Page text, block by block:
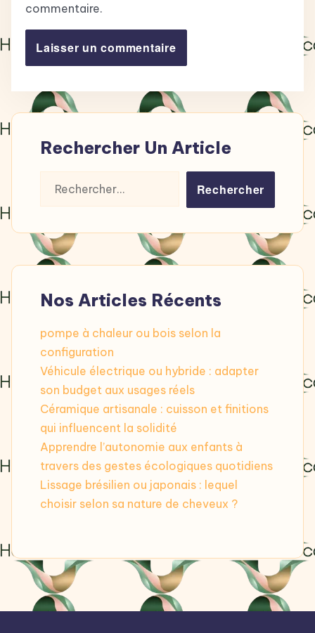
commentaire.
Rechercher Un Article
Nos Articles Récents
pompe à chaleur ou bois selon la
configuration
Véhicule électrique ou hybride : adapter
son budget aux usages réels
Céramique artisanale : cuisson et finitions
qui influencent la solidité
Apprendre l’autonomie aux enfants à
travers des gestes écologiques quotidiens
Lissage brésilien ou japonais : lequel
choisir selon sa nature de cheveux ?